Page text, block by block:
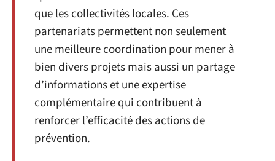
que les collectivités locales. Ces
partenariats permettent non seulement
une meilleure coordination pour mener à
bien divers projets mais aussi un partage
d’informations et une expertise
complémentaire qui contribuent à
renforcer l’efficacité des actions de
prévention.